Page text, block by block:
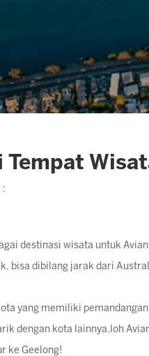
Tempat
:
destinasi wisata untuk
bisa dibilang jarak dari
yang memiliki
dengan kota lainnya,loh
ke Geelong!